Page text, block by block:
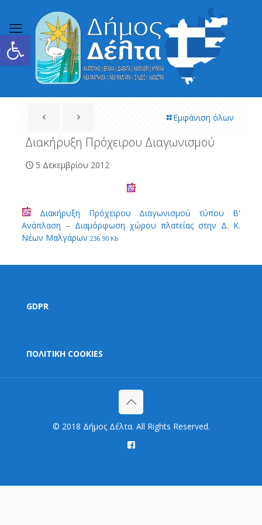
Ανοίξτε τη γραμμή εργαλείων
Εμφάνιση όλων
Διακήρυξη Πρόχειρου Διαγωνισμού
5 Δεκεμβρίου 2012
Διακήρυξη Πρόχειρου Διαγωνισμού τύπου Β'
Ανάπλαση – Διαμόρφωση χώρου πλατείας στην Δ. Κ.
Νέων Μαλγάρων 236.90 Kb
GDPR
ΠΟΛΙΤΙΚΗ COOKIES
© 2018 Δήμος Δέλτα. All Rights Reserved.